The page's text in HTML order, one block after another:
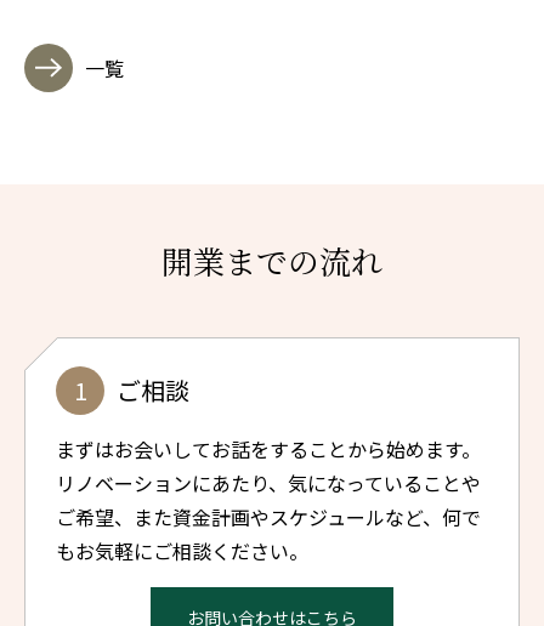
一覧
開業までの流れ
ご相談
まずはお会いしてお話をすることから始めます。
リノベーションにあたり、気になっていることや
ご希望、また資金計画やスケジュールなど、何で
もお気軽にご相談ください。
お問い合わせはこちら